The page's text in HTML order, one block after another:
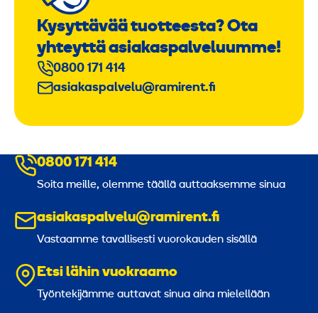
Kysyttävää tuotteesta? Ota
yhteyttä asiakaspalveluumme!
0800 171 414
asiakaspalvelu@ramirent.fi
0800 171 414
Soita meille, olemme täällä auttaaksemme sinua
asiakaspalvelu@ramirent.fi
Vastaamme tavallisesti vuorokauden sisällä
Etsi lähin vuokraamo
Työntekijämme auttavat sinua aina mielellään